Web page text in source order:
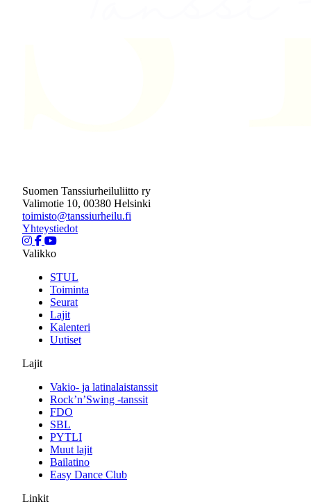
Suomen Tanssiurheiluliitto ry
Valimotie 10, 00380 Helsinki
toimisto@tanssiurheilu.fi
Yhteystiedot
Valikko
STUL
Toiminta
Seurat
Lajit
Kalenteri
Uutiset
Lajit
Vakio- ja latinalaistanssit
Rock’n’Swing -tanssit
FDO
SBL
PYTLI
Muut lajit
Bailatino
Easy Dance Club
Linkit